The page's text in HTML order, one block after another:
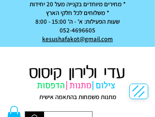
* מחירים מיוחדים בקנייה מעל 20 יחידות
* משלוחים לכל חלקי הארץ
שעות הפעילות: א' - ה' 15:00 - 8:00
052-4696605
kesushafakot@gmail.com
מתנות משמחות בהתאמה אישית